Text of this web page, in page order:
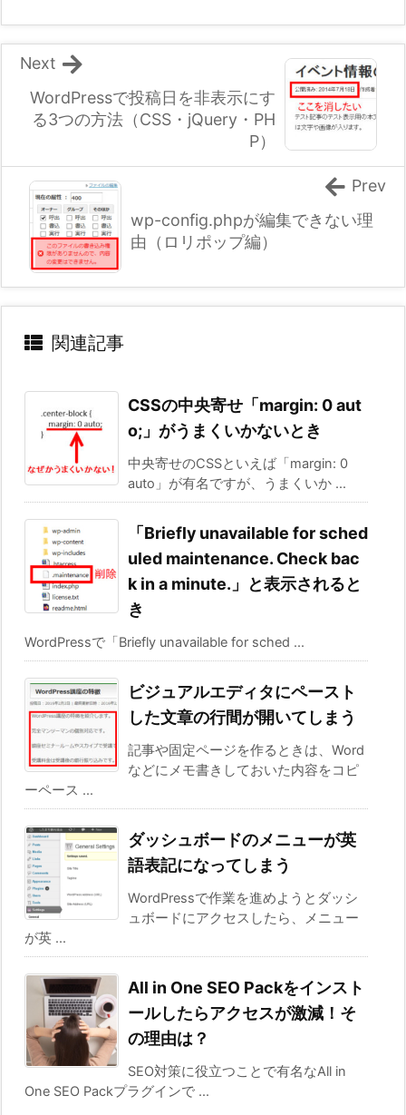
WordPressで投稿日を非表示にす
る3つの方法（CSS・jQuery・PH
P）
Next
wp-config.phpが編集できない理
由（ロリポップ編）
Prev
関連記事
CSSの中央寄せ「margin: 0 aut
o;」がうまくいかないとき
中央寄せのCSSといえば「margin: 0
auto」が有名ですが、うまくいか ...
「Briefly unavailable for sched
uled maintenance. Check bac
k in a minute.」と表示されると
き
WordPressで「Briefly unavailable for sched ...
ビジュアルエディタにペースト
した文章の行間が開いてしまう
記事や固定ページを作るときは、Word
などにメモ書きしておいた内容をコピ
ーペース ...
ダッシュボードのメニューが英
語表記になってしまう
WordPressで作業を進めようとダッシ
ュボードにアクセスしたら、メニュー
が英 ...
All in One SEO Packをインスト
ールしたらアクセスが激減！そ
の理由は？
SEO対策に役立つことで有名なAll in
One SEO Packプラグインで ...